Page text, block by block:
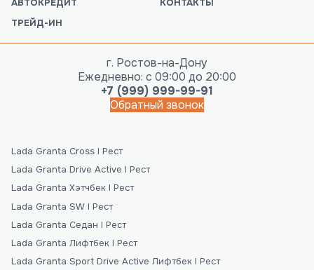
АВТОКРЕДИТ
ТРЕЙД-ИН
КОНТАКТЫ
г. Ростов-на-Дону
Ежедневно: с 09:00 до 20:00
+7 (999) 999-99-91
Обратный звонок
Lada Granta Cross I Рест
Lada Granta Drive Active I Рест
Lada Granta Хэтчбек I Рест
Lada Granta SW I Рест
Lada Granta Седан I Рест
Lada Granta Лифтбек I Рест
Lada Granta Sport Drive Active Лифтбек I Рест